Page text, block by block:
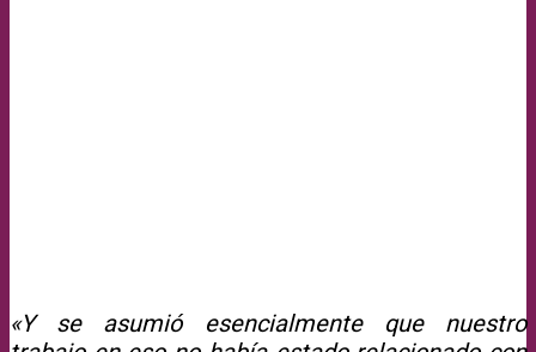
«Y se asumió esencialmente que nuestro